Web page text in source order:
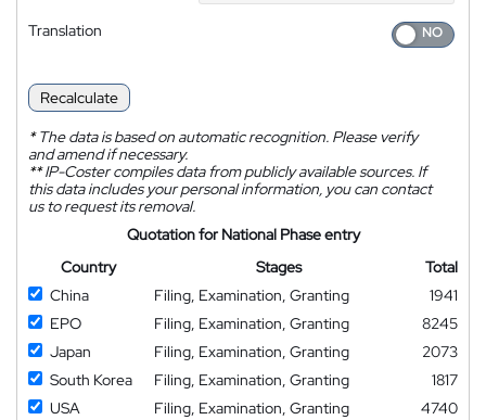
Translation
Recalculate
*The data is based on automatic recognition. Please verify
and amend if necessary.
**IP-Coster compiles data from publicly available sources. If
this data includes your personal information, you can contact
us to request its removal.
Quotation for National Phase entry
Country
Stages
Total
China
Filing, Examination, Granting
1941
EPO
Filing, Examination, Granting
8245
Japan
Filing, Examination, Granting
2073
South Korea
Filing, Examination, Granting
1817
USA
Filing, Examination, Granting
4740